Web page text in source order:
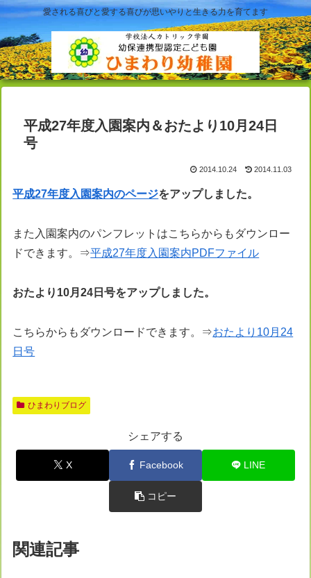
愛される喜びと愛する喜びが思いやりと生きる力を育てます
平成27年度入園案内＆おたより10月24日
号
2014.10.24 2014.11.03
平成27年度入園案内のページをアップしました。
また入園案内のパンフレットはこちらからもダウンロー
ドできます。⇒平成27年度入園案内PDFファイル
おたより10月24日号をアップしました。
こちらからもダウンロードできます。⇒おたより10月24
日号
ひまわりブログ
シェアする
X Facebook LINE
コピー
関連記事